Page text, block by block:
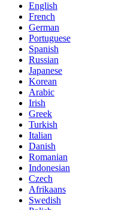
English
French
German
Portuguese
Spanish
Russian
Japanese
Korean
Arabic
Irish
Greek
Turkish
Italian
Danish
Romanian
Indonesian
Czech
Afrikaans
Swedish